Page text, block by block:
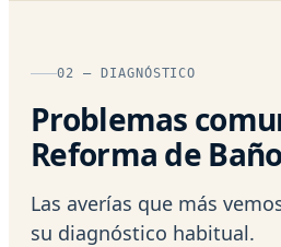
02 — DIAGNÓSTICO
Problemas
Reforma de
Las averías que más
su diagnóstico habitual.